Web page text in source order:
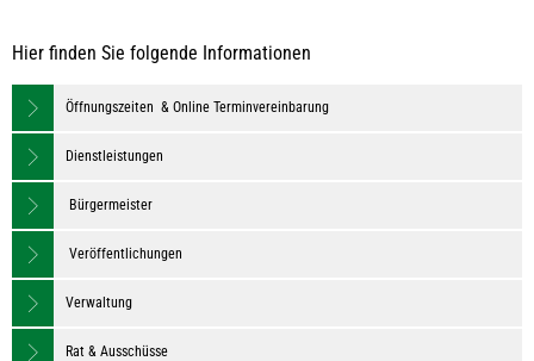
Politik
Hier finden Sie folgende Informationen
Öffnungszeiten & Online Terminvereinbarung
Dienstleistungen
Bürgermeister
Veröffentlichungen
Verwaltung
Rat & Ausschüsse